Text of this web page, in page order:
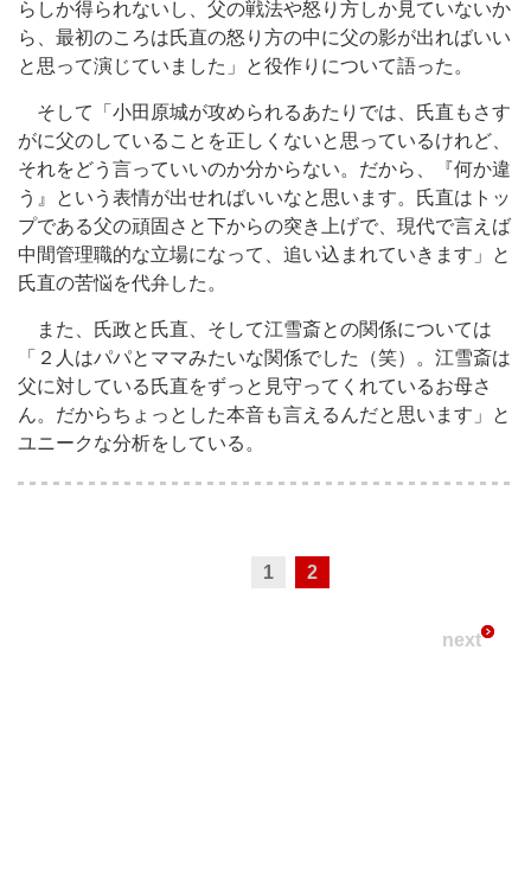
らしか得られないし、父の戦法や怒り方しか見ていないか
ら、最初のころは氏直の怒り方の中に父の影が出ればいい
と思って演じていました」と役作りについて語った。
そして「小田原城が攻められるあたりでは、氏直もさす
がに父のしていることを正しくないと思っているけれど、
それをどう言っていいのか分からない。だから、『何か違
う』という表情が出せればいいなと思います。氏直はトッ
プである父の頑固さと下からの突き上げで、現代で言えば
中間管理職的な立場になって、追い込まれていきます」と
氏直の苦悩を代弁した。
また、氏政と氏直、そして江雪斎との関係については
「２人はパパとママみたいな関係でした（笑）。江雪斎は
父に対している氏直をずっと見守ってくれているお母さ
ん。だからちょっとした本音も言えるんだと思います」と
ユニークな分析をしている。
1 2
next